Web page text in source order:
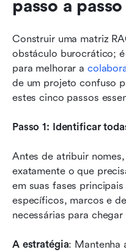
passo a passo
Construir uma matriz
obstáculo burocrático;
para melhorar a
de um projeto confuso
estes cinco passos
Passo 1: Identificar
Antes de atribuir
exatamente o que
em suas fases
específicos, marcos e
necessárias para
A estratégia: Mantenha